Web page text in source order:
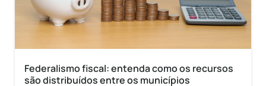
Federalismo fiscal: entenda como os recursos
são distribuídos entre os municípios